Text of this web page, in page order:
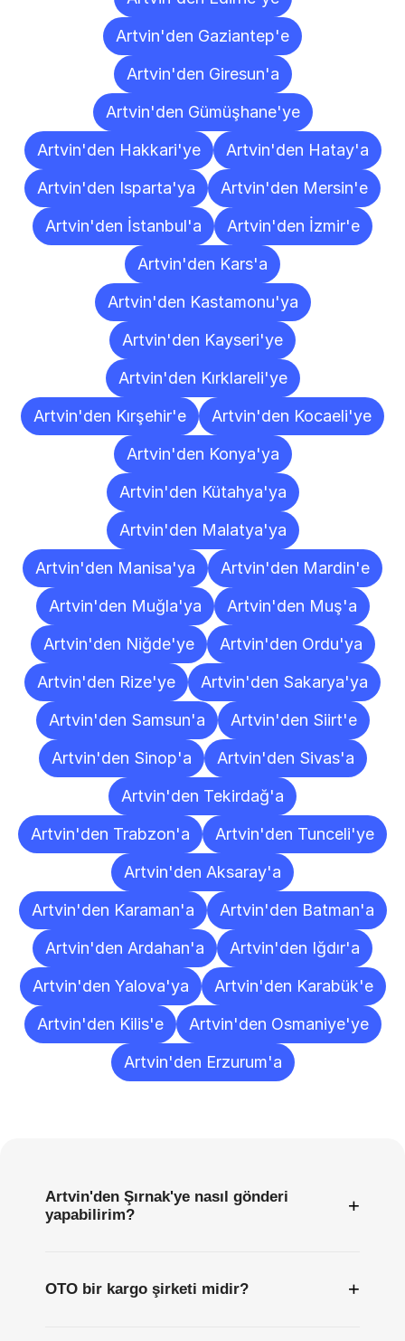
Artvin'den Gaziantep'e
Artvin'den Giresun'a
Artvin'den Gümüşhane'ye
Artvin'den Hakkari'ye
Artvin'den Hatay'a
Artvin'den Isparta'ya
Artvin'den Mersin'e
Artvin'den İstanbul'a
Artvin'den İzmir'e
Artvin'den Kars'a
Artvin'den Kastamonu'ya
Artvin'den Kayseri'ye
Artvin'den Kırklareli'ye
Artvin'den Kırşehir'e
Artvin'den Kocaeli'ye
Artvin'den Konya'ya
Artvin'den Kütahya'ya
Artvin'den Malatya'ya
Artvin'den Manisa'ya
Artvin'den Mardin'e
Artvin'den Muğla'ya
Artvin'den Muş'a
Artvin'den Niğde'ye
Artvin'den Ordu'ya
Artvin'den Rize'ye
Artvin'den Sakarya'ya
Artvin'den Samsun'a
Artvin'den Siirt'e
Artvin'den Sinop'a
Artvin'den Sivas'a
Artvin'den Tekirdağ'a
Artvin'den Trabzon'a
Artvin'den Tunceli'ye
Artvin'den Aksaray'a
Artvin'den Karaman'a
Artvin'den Batman'a
Artvin'den Ardahan'a
Artvin'den Iğdır'a
Artvin'den Yalova'ya
Artvin'den Karabük'e
Artvin'den Kilis'e
Artvin'den Osmaniye'ye
Artvin'den Erzurum'a
Artvin'den Şırnak'ye nasıl gönderi
yapabilirim?
+
OTO bir kargo şirketi midir? +